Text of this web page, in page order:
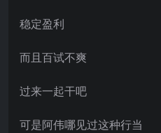
稳定盈利
而且百试不爽
过来一起干吧
可是阿伟哪见过这种行当